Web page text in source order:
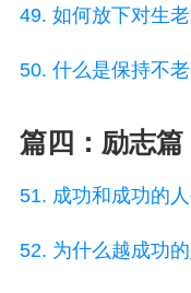
49. 如何放下对生
50. 什么是保持不
篇四：励志篇
51. 成功和成功的
52. 为什么越成功